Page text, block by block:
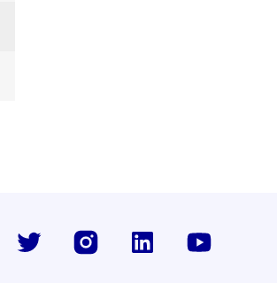
Facebook Twitter InstragramLinkedIn